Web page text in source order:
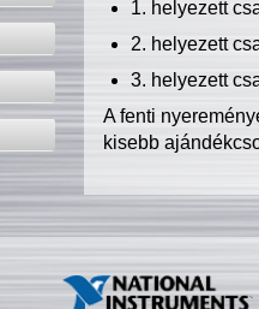
1. helyezett
2. helyezett
3. helyezett
A fenti
kisebb